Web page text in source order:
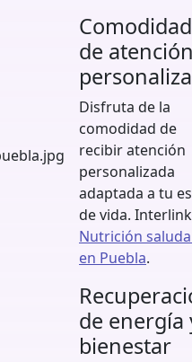
Comodidad
de
Disfruta de la
comodidad de
recibir atención
personalizada
adaptada a tu
de vida.
Nutrición
en Puebla.
de energía
bienestar